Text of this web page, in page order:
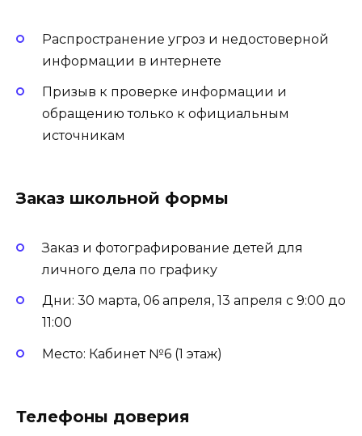
Распространение угроз и недостоверной
информации в интернете
Призыв к проверке информации и
обращению только к официальным
источникам
Заказ школьной формы
Заказ и фотографирование детей для
личного дела по графику
Дни: 30 марта, 06 апреля, 13 апреля с 9:00 до
11:00
Место: Кабинет №6 (1 этаж)
Телефоны доверия